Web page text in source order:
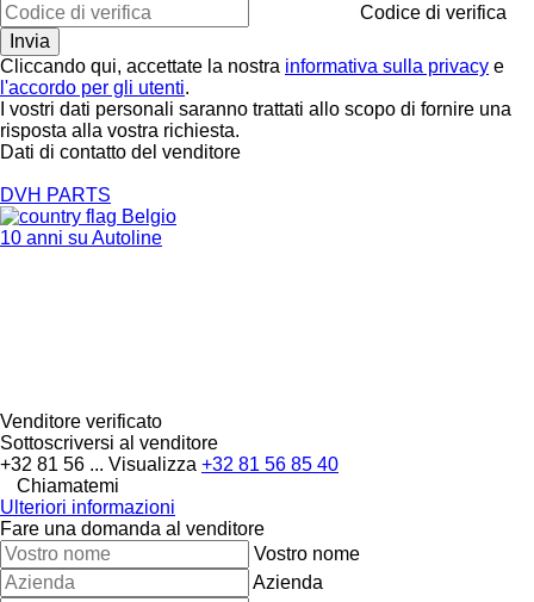
Codice di verifica
Cliccando qui, accettate la nostra informativa sulla privacy e
l'accordo per gli utenti.
I vostri dati personali saranno trattati allo scopo di fornire una
risposta alla vostra richiesta.
Dati di contatto del venditore
DVH PARTS
Belgio
10 anni su Autoline
Venditore verificato
Sottoscriversi al venditore
+32 81 56 ... Visualizza +32 81 56 85 40
Chiamatemi
Ulteriori informazioni
Fare una domanda al venditore
Vostro nome
Azienda